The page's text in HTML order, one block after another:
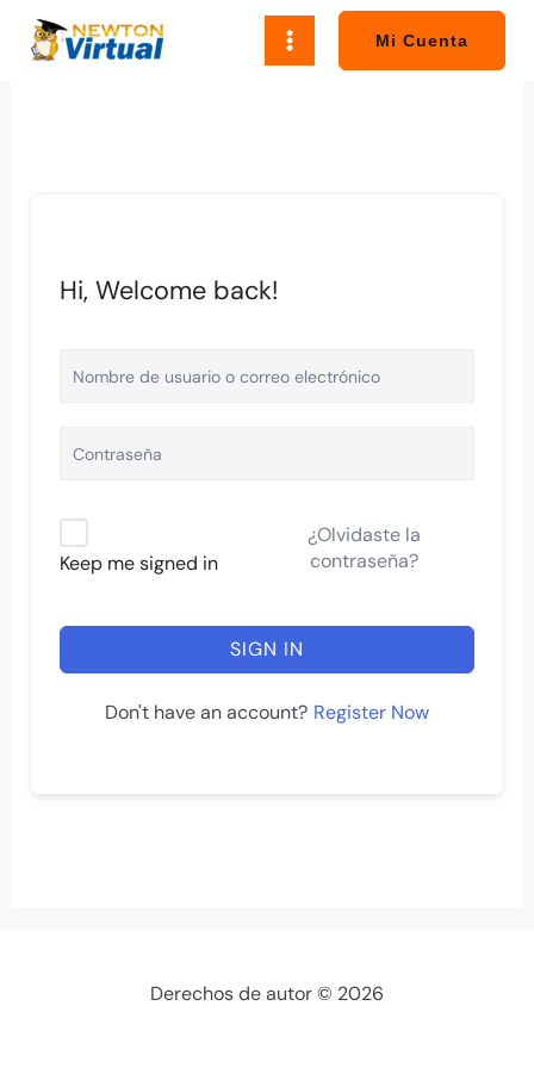
Mi Cuenta
Hi, Welcome back!
Keep me signed in
¿Olvidaste la
contraseña?
SIGN IN
Don't have an account? Register Now
Derechos de autor © 2026